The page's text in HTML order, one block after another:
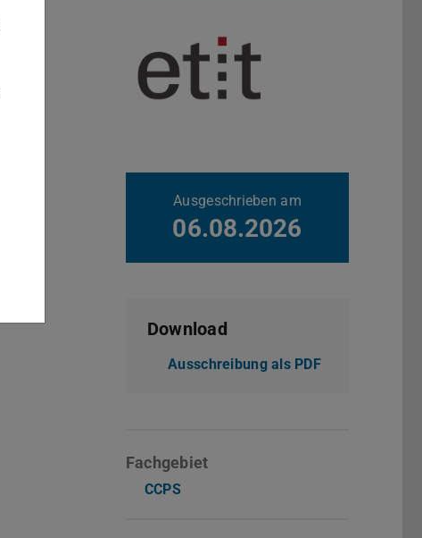
Ausgeschrieben am
06.08.2026
Download
Ausschreibung als PDF
Fachgebiet
CCPS